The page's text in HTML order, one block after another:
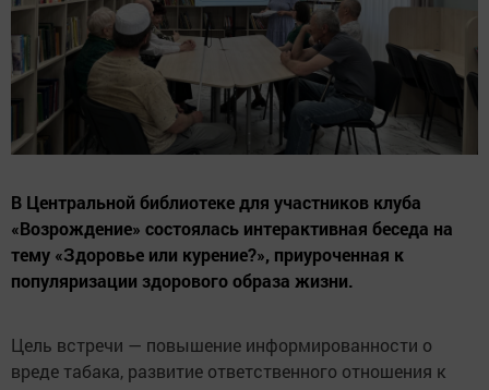
В Центральной библиотеке для участников клуба
«Возрождение» состоялась интерактивная беседа на
тему «Здоровье или курение?», приуроченная к
популяризации здорового образа жизни.
Цель встречи — повышение информированности о
вреде табака, развитие ответственного отношения к